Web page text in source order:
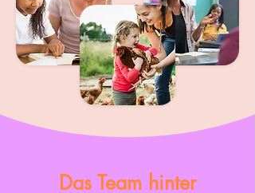
Das Team hinter